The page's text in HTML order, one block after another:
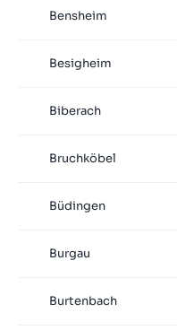
Bensheim
Besigheim
Biberach
Bruchköbel
Büdingen
Burgau
Burtenbach